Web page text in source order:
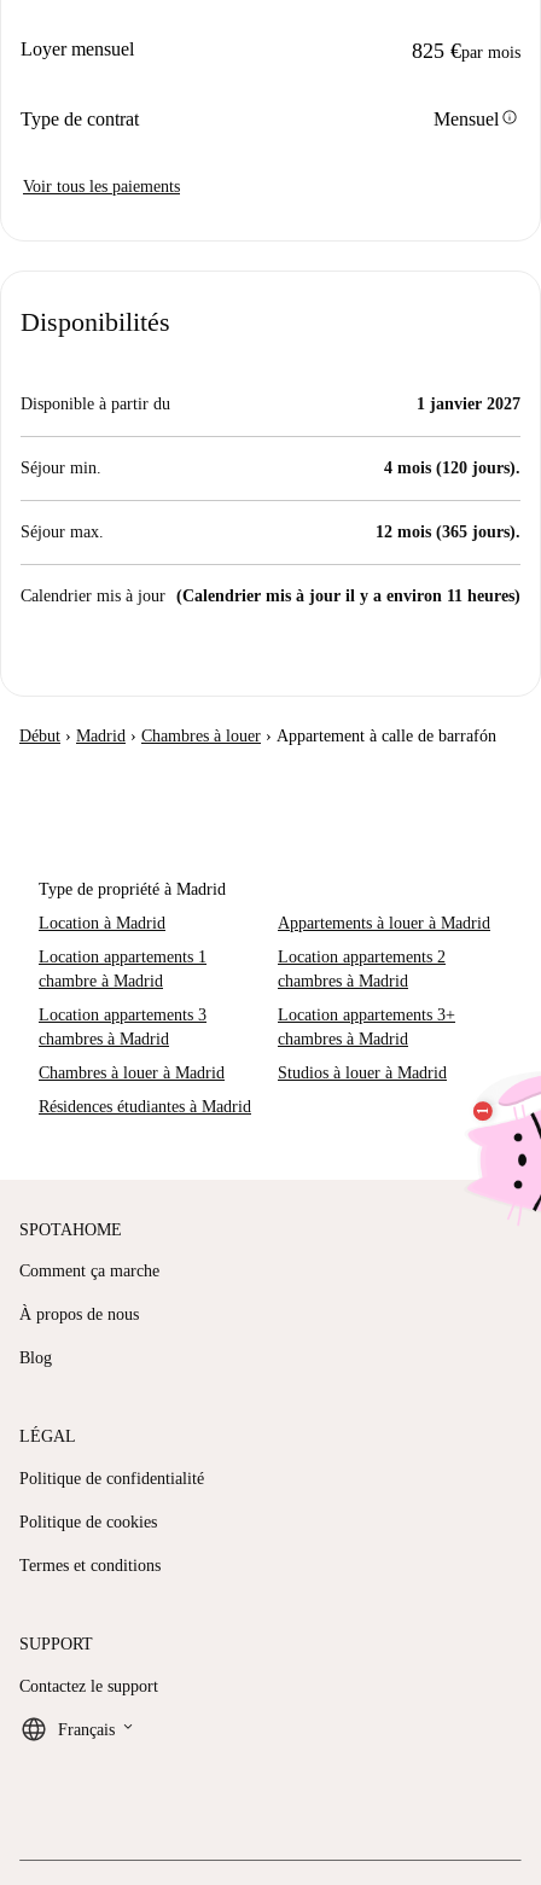
Loyer mensuel 825 €par mois
Type de contrat Mensuel info
Voir tous les paiements
Disponibilités
Disponible à partir du 1 janvier 2027
Séjour min. 4 mois (120 jours).
Séjour max. 12 mois (365 jours).
Calendrier mis à jour (Calendrier mis à jour il y a environ 11 heures)
Début › Madrid › Chambres à louer › Appartement à calle de barrafón
Type de propriété à Madrid
Location à Madrid
Appartements à louer à Madrid
Location appartements 1
chambre à Madrid
Location appartements 2
chambres à Madrid
Location appartements 3
chambres à Madrid
Location appartements 3+
chambres à Madrid
Chambres à louer à Madrid
Studios à louer à Madrid
Résidences étudiantes à Madrid
SPOTAHOME
Comment ça marche
À propos de nous
Blog
LÉGAL
Politique de confidentialité
Politique de cookies
Termes et conditions
SUPPORT
Contactez le support
Français keyboard_arrow_down